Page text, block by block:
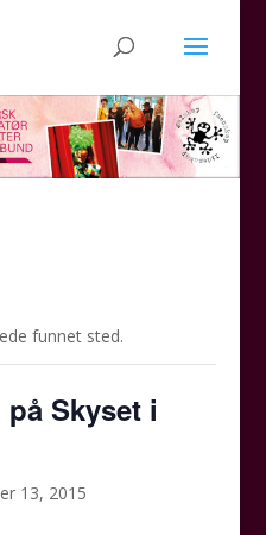
funnet sted.
Skyset i
13, 2015